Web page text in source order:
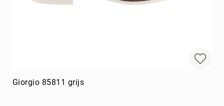
Giorgio 85811 grijs